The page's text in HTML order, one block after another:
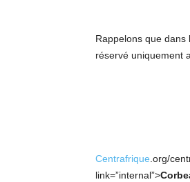
Rappelons que dans
réservé uniquement
Centrafrique .org/
link=”internal”>